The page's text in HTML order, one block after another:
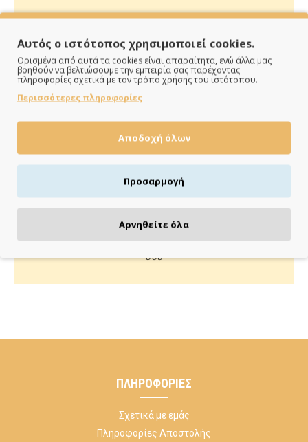
ημέρες
Πιστωτική/χρεωστική κάρτα, αντικαταβολή ή κατάθεση
Κάλεσέ μας ή στείλε μας email για οποιαδήποτε απορία
σου
ΠΛΗΡΟΦΟΡΊΕΣ
Σχετικά με εμάς
Πληροφορίες Αποστολής
Αυτός ο ιστότοπος χρησιμοποιεί cookies.
Ορισμένα από αυτά τα cookies είναι απαραίτητα, ενώ άλλα μας
βοηθούν να βελτιώσουμε την εμπειρία σας παρέχοντας
πληροφορίες σχετικά με τον τρόπο χρήσης του ιστότοπου.
Περισσότερες πληροφορίες
Αποδοχή όλων
Προσαρμογή
Αρνηθείτε όλα